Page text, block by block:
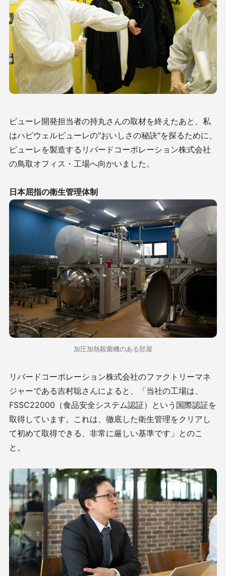
ピューレ開発担当者の持丸さんの取材を終えたあと、私
はハピウェルピューレの"おいしさの秘訣"を探るために、
ピューレを製造するリバードコーポレーション株式会社
の鳥取オフィス・工場へ向かいました。
日本屈指の衛生管理体制
加圧加熱殺菌機のある部屋
リバードコーポレーション株式会社のファクトリーマネ
ジャーである吉村聡さんによると、「当社の工場は、
FSSC22000（食品安全システム認証）という国際認証を
取得しています。これは、徹底した衛生管理をクリアし
て初めて取得できる、非常に厳しい基準です」とのこ
と。